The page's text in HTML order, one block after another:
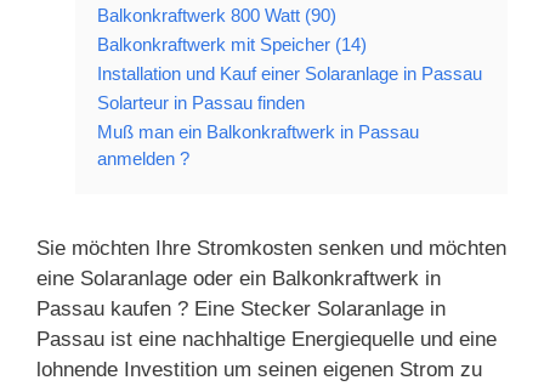
Balkonkraftwerk 800 Watt (90)
Balkonkraftwerk mit Speicher (14)
Installation und Kauf einer Solaranlage in Passau
Solarteur in Passau finden
Muß man ein Balkonkraftwerk in Passau
anmelden ?
Sie möchten Ihre Stromkosten senken und möchten
eine Solaranlage oder ein Balkonkraftwerk in
Passau kaufen ? Eine Stecker Solaranlage in
Passau ist eine nachhaltige Energiequelle und eine
lohnende Investition um seinen eigenen Strom zu